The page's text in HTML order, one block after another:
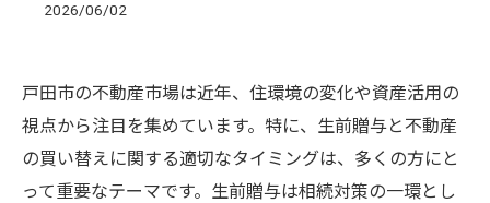
2026/06/02
戸田市の不動産市場は近年、住環境の変化や資産活用の
視点から注目を集めています。特に、生前贈与と不動産
の買い替えに関する適切なタイミングは、多くの方にと
って重要なテーマです。生前贈与は相続対策の一環とし